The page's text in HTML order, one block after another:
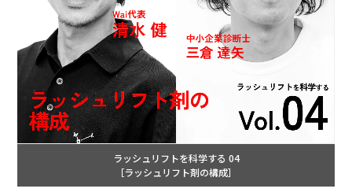
ラッシュリフトを科学する 04
［ラッシュリフト剤の構成］